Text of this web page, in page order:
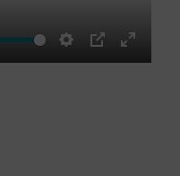
Settings
PIP
Enter